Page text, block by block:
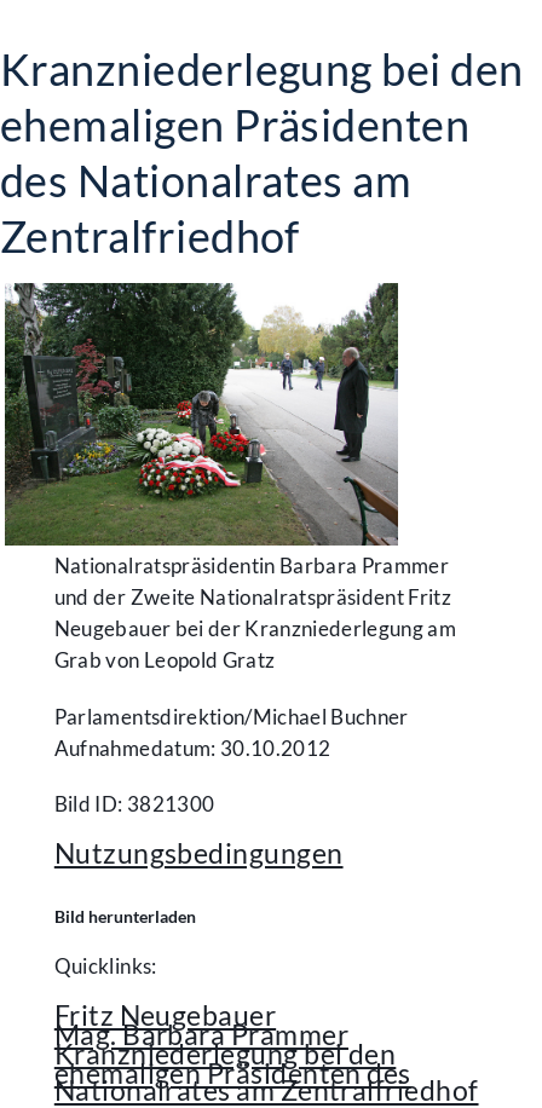
Kranzniederlegung bei den
ehemaligen Präsidenten
des Nationalrates am
Zentralfriedhof
Nationalratspräsidentin Barbara Prammer
und der Zweite Nationalratspräsident Fritz
Neugebauer bei der Kranzniederlegung am
Grab von Leopold Gratz
Parlamentsdirektion/​Michael Buchner
Aufnahmedatum: 30.10.2012
Bild ID: 3821300
Nutzungsbedingungen
Bild herunterladen
Quicklinks:
Fritz Neugebauer
Mag. Barbara Prammer
Kranzniederlegung bei den
ehemaligen Präsidenten des
Nationalrates am Zentralfriedhof